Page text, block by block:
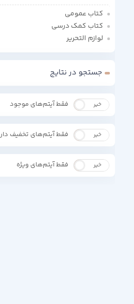
کتاب عمومی
کتاب کمک درسی
لوازم التحریر
جستجو در نتایج
بله خیر فقط آیتم‌های موجود
بله خیر فقط آیتم‌های تخفیف دار
بله خیر فقط آیتم‌های ویژه